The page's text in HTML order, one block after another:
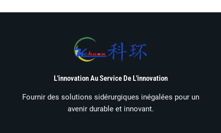
L'innovation Au Service De L'innovation
Fournir des solutions sidérurgiques inégalées pour un
avenir durable et innovant.